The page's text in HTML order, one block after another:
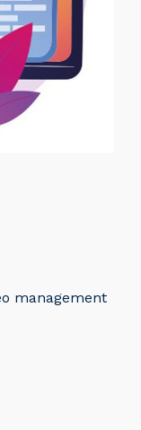
management